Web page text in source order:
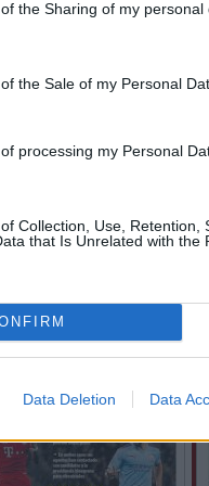
the Sharing of my personal
the Sale of my Personal
processing my Personal
Collection, Use, Retention,
that Is Unrelated with the
Data Deletion Data